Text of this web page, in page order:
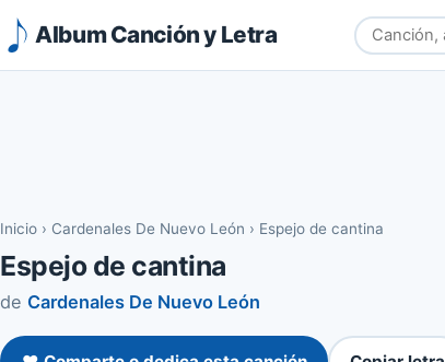
Album Canción y Letra
Inicio › Cardenales De Nuevo León › Espejo de cantina
Espejo de cantina
de Cardenales De Nuevo León